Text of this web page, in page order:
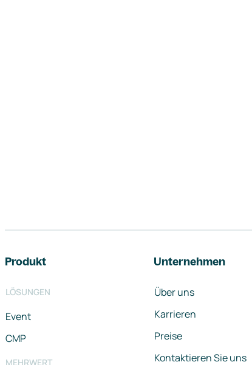
Produkt
LÖSUNGEN
Event
CMP
MEHRWERT
Unternehmen
Über uns
Karrieren
Preise
Kontaktieren Sie uns